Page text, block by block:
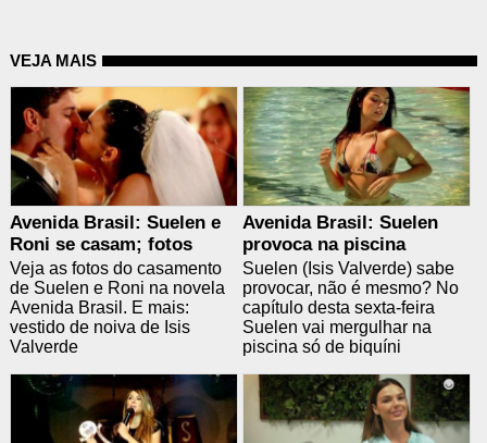
VEJA MAIS
Avenida Brasil: Suelen e
Roni se casam; fotos
Veja as fotos do casamento
de Suelen e Roni na novela
Avenida Brasil. E mais:
vestido de noiva de Isis
Valverde
Avenida Brasil: Suelen
provoca na piscina
Suelen (Isis Valverde) sabe
provocar, não é mesmo? No
capítulo desta sexta-feira
Suelen vai mergulhar na
piscina só de biquíni